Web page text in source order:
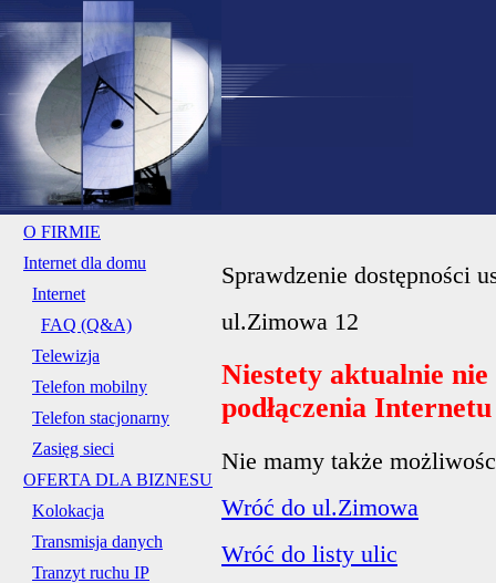
O FIRMIE
Internet dla domu
Internet
FAQ (Q&A)
Telewizja
Telefon mobilny
Telefon stacjonarny
Zasięg sieci
OFERTA DLA BIZNESU
Kolokacja
Transmisja danych
Tranzyt ruchu IP
Sprawdzenie dostępności
ul.Zimowa 12
Niestety aktualnie
podłączenia
Nie mamy także
Wróć do ul.Zimowa
Wróć do listy ulic